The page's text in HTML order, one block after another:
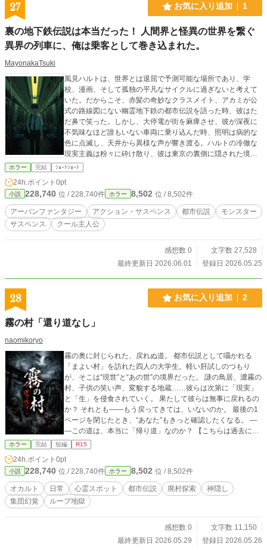
27 お気に入り追加 1
裏の地下鉄伝説は本当だった！ 人間界と怪異の世界を繋ぐ
異界の列車に、俺は乗客として巻き込まれた。
MayonakaTsuki
風見ハルトは、世界とは退屈で予測可能な場所であり、学
校、漫画、そして孤独の平凡なサイクルに過ぎないと考えて
いた。だからこそ、赤髪の奇妙なクラスメイト、アカミが公
式の路線図にない幽霊地下鉄の都市伝説を語った時、彼はた
だ鼻で笑った。しかし、大停電が街を麻痺させ、彼が深夜に
不気味なほど誰もいない車両に乗り込んだ時、照明は病的な
色に点滅し、天井から異様な声が響き渡る。ハルトの冷徹な
現実主義は粉々に砕け散り、彼は東京の裏側に隠された境界
線を越えてしまったのだ。
ホラー 完結 ｼｮｰﾄｼｮｰﾄ
24h.ポイント 0pt
小説 228,740 位 / 228,740件 ホラー 8,502 位 / 8,502件
アーバンファンタジー アクション・サスペンス 都市伝説
モンスター
サスペンス
クール主人公
感想数 0
文字数 27,528
最終更新日 2026.06.01
登録日 2026.05.25
28 お気に入り追加 2
霧の村「還り道なし」
naomikoryo
霧の奥に封じられた、戻れぬ道。 都市伝説として囁かれる
「まよい村」を訪れた四人の大学生。軽い肝試しのつもり
が、そこは“現世”と“あの世”の境界だった。 謎の鳥居、濃霧の
村、子供の笑い声、変貌する地蔵……彼らは次第に「現実」
と「生」を侵食されていく。 果たして彼らは無事に戻れるの
か？ それとも――もう戻ってきては、いないのか。 最後の1
ページを閉じたとき、“あなた”もきっと確認したくなる。 ―
―この道は、本当に「帰り道」なのか？ 【こちらは過去に他
サイトに投稿した作品です】
ホラー 完結 短編 R15
24h.ポイント 0pt
小説 228,740 位 / 228,740件 ホラー 8,502 位 / 8,502件
オカルト 日常 心霊スポット 都市伝説 廃村探索
神隠し
集団幻覚
ループ地獄
感想数 0
文字数 11,150
最終更新日 2026.05.29
登録日 2026.05.26